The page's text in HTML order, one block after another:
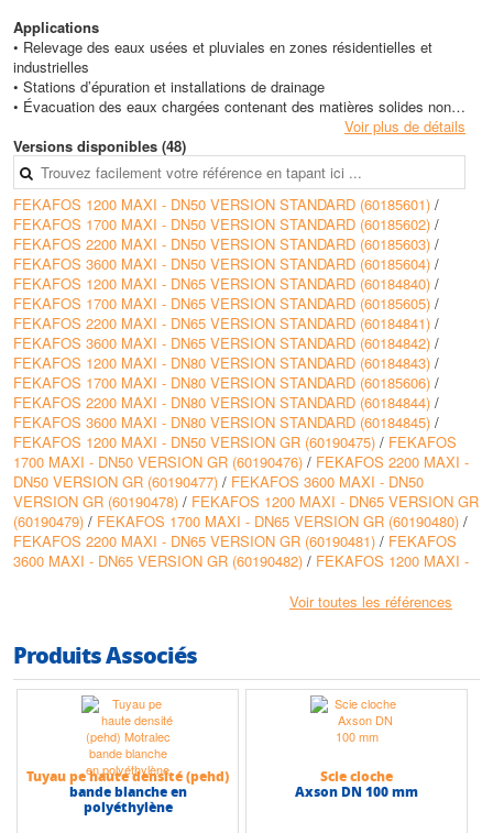
Applications
• Relevage des eaux usées et pluviales en zones résidentielles et
industrielles
• Stations d’épuration et installations de drainage
• Évacuation des eaux chargées contenant des matières solides non
• Pompage des eaux de pluie et d’infiltration dans les sous-sols et
parkings
Avantages
• Capacité de stockage élevée, idéale pour des installations nécessitant
une gestion optimisée des eaux
• Matériau en polyéthylène haute densité, assurant une grande
résistance chimique et mécanique
• Compatibilité avec plusieurs pompes, permettant une flexibilité selon
les besoins de débit et hauteur manométrique
• Raccords et accessoires inclus pour une installation rapide et facile
• Système anti-odeurs et sécurité anti-intrusion, garantissant un
environnement propre et hygiénique
• Versions disponibles avec grilles, paniers filtrants et cadres de fixation
pour une meilleure adaptation aux besoins spécifiques
Conception
• Cuve en polyéthylène haute densité, résistante aux hydrocarbures et
agents chimiques
• Entrées : DN125 / DN160
• Ventilation : DN50
• Sorties : 2xDN50 / 2xDN65 / 2xDN80
• Installation : Extérieure ou enterrée, avec possibilité de charge piétonne
Caractéristiques techniques
• Capacité : 1200 à 3600 Litres
• Température max du fluide : +55°C
• Installation : Enterrée ou hors-sol
• Hauteur max (HMT) : 40 m
• Débit max : 100 m3/h
Voir plus de détails
Versions disponibles (48)
FEKAFOS 1200 MAXI - DN50 VERSION STANDARD (60185601) /
FEKAFOS 1700 MAXI - DN50 VERSION STANDARD (60185602) /
FEKAFOS 2200 MAXI - DN50 VERSION STANDARD (60185603) /
FEKAFOS 3600 MAXI - DN50 VERSION STANDARD (60185604) /
FEKAFOS 1200 MAXI - DN65 VERSION STANDARD (60184840) /
FEKAFOS 1700 MAXI - DN65 VERSION STANDARD (60185605) /
FEKAFOS 2200 MAXI - DN65 VERSION STANDARD (60184841) /
FEKAFOS 3600 MAXI - DN65 VERSION STANDARD (60184842) /
FEKAFOS 1200 MAXI - DN80 VERSION STANDARD (60184843) /
FEKAFOS 1700 MAXI - DN80 VERSION STANDARD (60185606) /
FEKAFOS 2200 MAXI - DN80 VERSION STANDARD (60184844) /
FEKAFOS 3600 MAXI - DN80 VERSION STANDARD (60184845) /
FEKAFOS 1200 MAXI - DN50 VERSION GR (60190475) / FEKAFOS
1700 MAXI - DN50 VERSION GR (60190476) / FEKAFOS 2200 MAXI -
DN50 VERSION GR (60190477) / FEKAFOS 3600 MAXI - DN50
VERSION GR (60190478) / FEKAFOS 1200 MAXI - DN65 VERSION GR
(60190479) / FEKAFOS 1700 MAXI - DN65 VERSION GR (60190480) /
FEKAFOS 2200 MAXI - DN65 VERSION GR (60190481) / FEKAFOS
3600 MAXI - DN65 VERSION GR (60190482) / FEKAFOS 1200 MAXI -
FEKAFOS 2200 MAXI - DN80 VERSION GR
1700 MAXI - DN50 VERSION CV (60190465)
DN50 VERSION CV (60190466)/FEKAFOS 3600 MAXI - DN50
VERSION CV (60190413)
FEKAFOS 1200 MAXI - DN65 VERSION CV
(60190468)/FEKAFOS 1700 MAXI - DN65 VERSION CV (60190469)
FEKAFOS 2200 MAXI - DN65 VERSION CV (60190470)
3600 MAXI - DN65 VERSION CV (60190471)
DN80 VERSION CV (60190472)/ FEKAFOS 1700 MAXI - DN80
VERSION CV (60190473)/
FEKAFOS 2200 MAXI - DN80 VERSION CV
(60190474)/FEKAFOS 3600 MAXI - DN80 VERSION CV (60190414)
Voir toutes les références
Produits Associés
Tuyau pe haute densité (pehd)
bande blanche en
polyéthylène
Scie cloche
Axson DN 100 mm